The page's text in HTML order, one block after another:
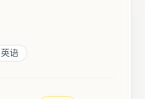
英语